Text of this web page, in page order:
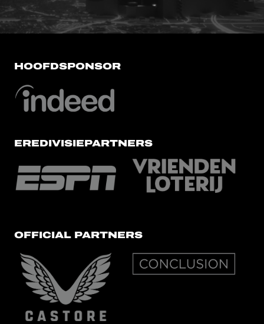
HOOFDSPONSOR
EREDIVISIEPARTNERS
OFFICIAL PARTNERS